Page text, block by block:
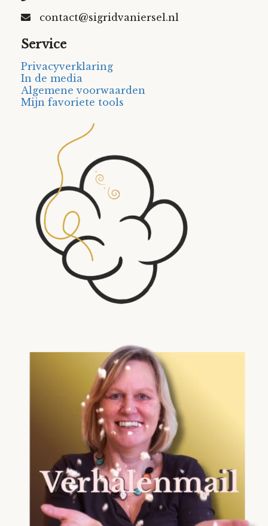
contact@sigridvaniersel.nl
Service
Privacyverklaring
In de media
Algemene voorwaarden
Mijn favoriete tools